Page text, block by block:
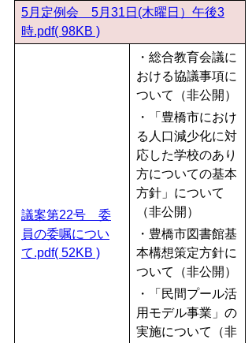
5月定例会 5月31日(木曜日）午後3
時.pdf( 98KB )
議案第22号 委
員の委嘱につい
て.pdf( 52KB )
・総合教育会議に
おける協議事項に
ついて（非公開）
・「豊橋市におけ
る人口減少化に対
応した学校のあり
方についての基本
方針」について
（非公開）
・豊橋市図書館基
本構想策定方針に
ついて（非公開）
・「民間プール活
用モデル事業」の
実施について（非